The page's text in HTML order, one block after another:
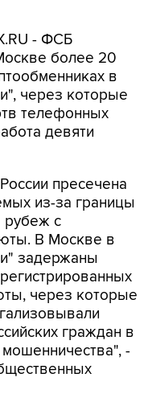
- ФСБ
более 20
в
через которые
телефонных
девяти
пресечена
из-за границы
рубеж с
В Москве в
задержаны
через которые
граждан в
мошенничества", -